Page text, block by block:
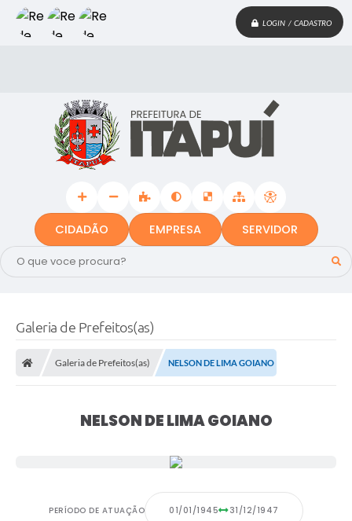
LOGIN / CADASTRO
CIDADÃO EMPRESA SERVIDOR
Galeria de Prefeitos(as)
Galeria de Prefeitos(as) NELSON DE LIMA GOIANO
NELSON DE LIMA GOIANO
PERÍODO DE ATUAÇÃO 01/01/1945 31/12/1947